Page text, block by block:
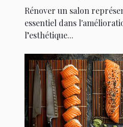
salon
Rénover un salon
essentiel dans
l’esthétique...